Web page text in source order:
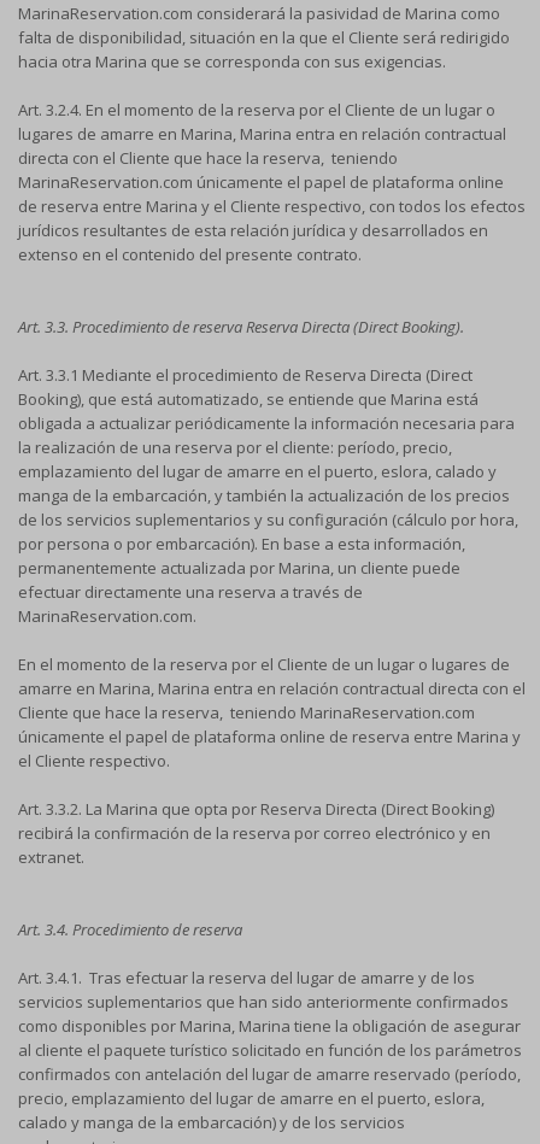
MarinaReservation.com considerará la pasividad de Marina como
falta de disponibilidad, situación en la que el Cliente será redirigido
hacia otra Marina que se corresponda con sus exigencias.
Art. 3.2.4. En el momento de la reserva por el Cliente de un lugar o
lugares de amarre en Marina, Marina entra en relación contractual
directa con el Cliente que hace la reserva, teniendo
MarinaReservation.com únicamente el papel de plataforma online
de reserva entre Marina y el Cliente respectivo, con todos los efectos
jurídicos resultantes de esta relación jurídica y desarrollados en
extenso en el contenido del presente contrato.
Art. 3.3. Procedimiento de reserva Reserva Directa (Direct Booking).
Art. 3.3.1 Mediante el procedimiento de Reserva Directa (Direct
Booking), que está automatizado, se entiende que Marina está
obligada a actualizar periódicamente la información necesaria para
la realización de una reserva por el cliente: período, precio,
emplazamiento del lugar de amarre en el puerto, eslora, calado y
manga de la embarcación, y también la actualización de los precios
de los servicios suplementarios y su configuración (cálculo por hora,
por persona o por embarcación). En base a esta información,
permanentemente actualizada por Marina, un cliente puede
efectuar directamente una reserva a través de
MarinaReservation.com.
En el momento de la reserva por el Cliente de un lugar o lugares de
amarre en Marina, Marina entra en relación contractual directa con el
Cliente que hace la reserva, teniendo MarinaReservation.com
únicamente el papel de plataforma online de reserva entre Marina y
el Cliente respectivo.
Art. 3.3.2. La Marina que opta por Reserva Directa (Direct Booking)
recibirá la confirmación de la reserva por correo electrónico y en
extranet.
Art. 3.4. Procedimiento de reserva
Art. 3.4.1. Tras efectuar la reserva del lugar de amarre y de los
servicios suplementarios que han sido anteriormente confirmados
como disponibles por Marina, Marina tiene la obligación de asegurar
al cliente el paquete turístico solicitado en función de los parámetros
confirmados con antelación del lugar de amarre reservado (período,
precio, emplazamiento del lugar de amarre en el puerto, eslora,
calado y manga de la embarcación) y de los servicios